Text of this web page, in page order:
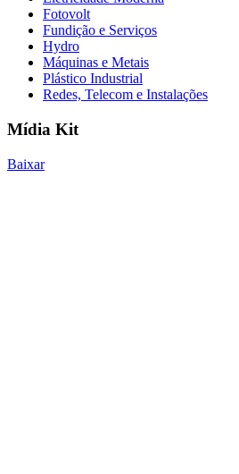
Fotovolt
Fundição e Serviços
Hydro
Máquinas e Metais
Plástico Industrial
Redes, Telecom e Instalações
Mídia Kit
Baixar